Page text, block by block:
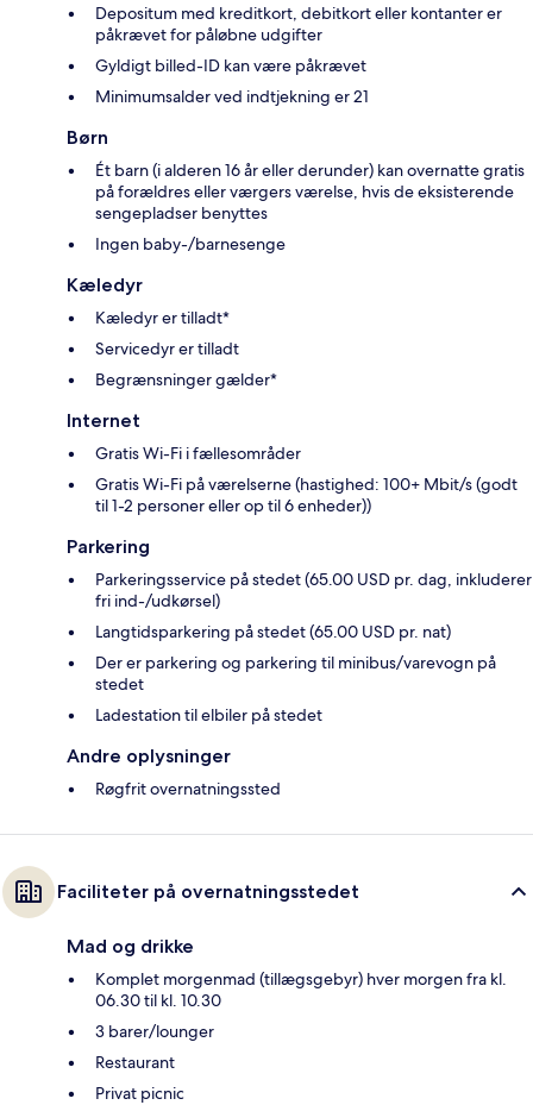
Depositum med kreditkort, debitkort eller kontanter er
påkrævet for påløbne udgifter
Gyldigt billed-ID kan være påkrævet
Minimumsalder ved indtjekning er 21
Børn
Ét barn (i alderen 16 år eller derunder) kan overnatte gratis
på forældres eller værgers værelse, hvis de eksisterende
sengepladser benyttes
Ingen baby-/barnesenge
Kæledyr
Kæledyr er tilladt*
Servicedyr er tilladt
Begrænsninger gælder*
Internet
Gratis Wi-Fi i fællesområder
Gratis Wi-Fi på værelserne (hastighed: 100+ Mbit/s (godt
til 1-2 personer eller op til 6 enheder))
Parkering
Parkeringsservice på stedet (65.00 USD pr. dag, inkluderer
fri ind-/udkørsel)
Langtidsparkering på stedet (65.00 USD pr. nat)
Der er parkering og parkering til minibus/varevogn på
stedet
Ladestation til elbiler på stedet
Andre oplysninger
Røgfrit overnatningssted
Faciliteter på overnatningsstedet
Mad og drikke
Komplet morgenmad (tillægsgebyr) hver morgen fra kl.
06.30 til kl. 10.30
3 barer/lounger
Restaurant
Privat picnic